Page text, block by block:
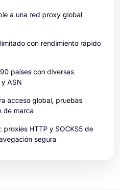
a una red proxy global
con rendimiento rápido
países con diversas
ASN
acceso global, pruebas
de marca
HTTP y SOCKS5 de
segura